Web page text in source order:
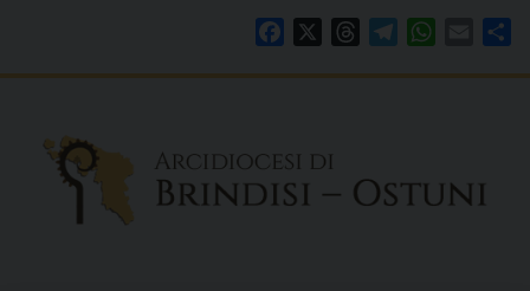
FacebookThreadsTelegram Email